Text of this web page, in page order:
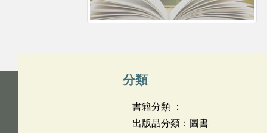
分類
書籍分類 ：
出版品分類：圖書